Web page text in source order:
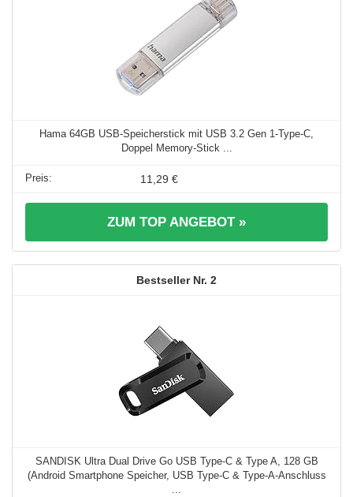
Hama 64GB USB-Speicherstick mit USB 3.2 Gen 1-Type-C,
Doppel Memory-Stick ...
11,29 €
ZUM TOP ANGEBOT »
2
SANDISK Ultra Dual Drive Go USB Type-C & Type A, 128 GB
(Android Smartphone Speicher, USB Type-C & Type-A-Anschluss